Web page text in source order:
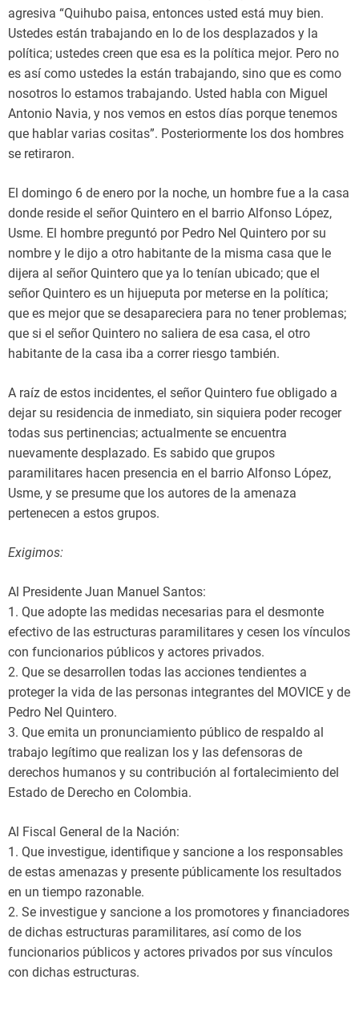
agresiva “Quihubo paisa, entonces usted está muy bien.
Ustedes están trabajando en lo de los desplazados y la
política; ustedes creen que esa es la política mejor. Pero no
es así como ustedes la están trabajando, sino que es como
nosotros lo estamos trabajando. Usted habla con Miguel
Antonio Navia, y nos vemos en estos días porque tenemos
que hablar varias cositas”. Posteriormente los dos hombres
se retiraron.
El domingo 6 de enero por la noche, un hombre fue a la casa
donde reside el señor Quintero en el barrio Alfonso López,
Usme. El hombre preguntó por Pedro Nel Quintero por su
nombre y le dijo a otro habitante de la misma casa que le
dijera al señor Quintero que ya lo tenían ubicado; que el
señor Quintero es un hijueputa por meterse en la política;
que es mejor que se desapareciera para no tener problemas;
que si el señor Quintero no saliera de esa casa, el otro
habitante de la casa iba a correr riesgo también.
A raíz de estos incidentes, el señor Quintero fue obligado a
dejar su residencia de inmediato, sin siquiera poder recoger
todas sus pertinencias; actualmente se encuentra
nuevamente desplazado. Es sabido que grupos
paramilitares hacen presencia en el barrio Alfonso López,
Usme, y se presume que los autores de la amenaza
pertenecen a estos grupos.
Exigimos:
Al Presidente Juan Manuel Santos:
1. Que adopte las medidas necesarias para el desmonte
efectivo de las estructuras paramilitares y cesen los vínculos
con funcionarios públicos y actores privados.
2. Que se desarrollen todas las acciones tendientes a
proteger la vida de las personas integrantes del MOVICE y de
Pedro Nel Quintero.
3. Que emita un pronunciamiento público de respaldo al
trabajo legítimo que realizan los y las defensoras de
derechos humanos y su contribución al fortalecimiento del
Estado de Derecho en Colombia.
Al Fiscal General de la Nación:
1. Que investigue, identifique y sancione a los responsables
de estas amenazas y presente públicamente los resultados
en un tiempo razonable.
2. Se investigue y sancione a los promotores y financiadores
de dichas estructuras paramilitares, así como de los
funcionarios públicos y actores privados por sus vínculos
con dichas estructuras.